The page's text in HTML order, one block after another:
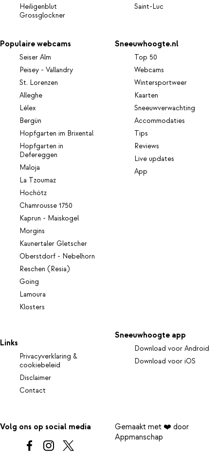
Heiligenblut
Grossglockner
Saint-Luc
Populaire webcams
Seiser Alm
Peisey - Vallandry
St. Lorenzen
Alleghe
Lélex
Bergün
Hopfgarten im Brixental
Hopfgarten in
Defereggen
Maloja
La Tzoumaz
Hochötz
Chamrousse 1750
Kaprun - Maiskogel
Morgins
Kaunertaler Gletscher
Oberstdorf - Nebelhorn
Reschen (Resia)
Going
Lamoura
Klosters
Sneeuwhoogte.nl
Top 50
Webcams
Wintersportweer
Kaarten
Sneeuwverwachting
Accommodaties
Tips
Reviews
Live updates
App
Links
Privacyverklaring &
cookiebeleid
Disclaimer
Contact
Sneeuwhoogte app
Download voor Android
Download voor iOS
Volg ons op social media
Gemaakt met ❤️ door
Appmanschap